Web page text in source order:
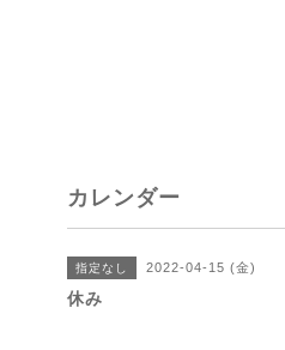
カレンダー
指定なし 2022-04-15 (金)
休み